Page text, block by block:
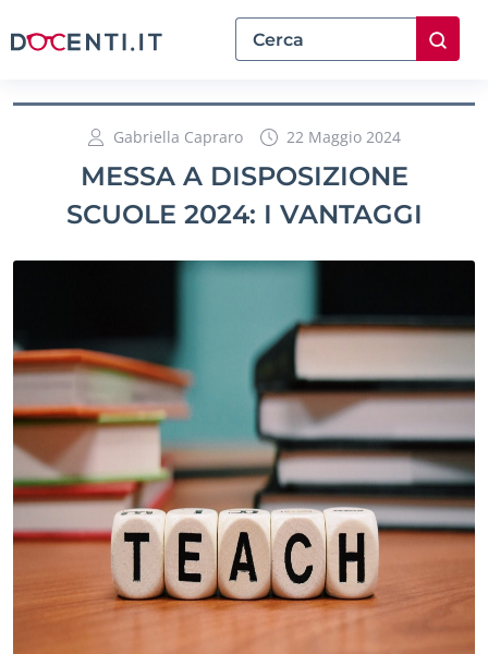
Gabriella Capraro 22 Maggio 2024
MESSA A DISPOSIZIONE
SCUOLE 2024: I VANTAGGI